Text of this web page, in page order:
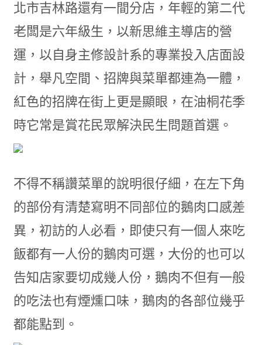
北市吉林路還有一間分店，年輕的第二代
老闆是六年級生，以新思維主導店的營
運，以自身主修設計系的專業投入店面設
計，舉凡空間、招牌與菜單都連為一體，
紅色的招牌在街上更是顯眼，在油桐花季
時它常是賞花民眾解決民生問題首選。
不得不稱讚菜單的說明很仔細，在左下角
的部份有清楚寫明不同部位的鵝肉口感差
異，初訪的人必看，即使只有一個人來吃
飯都有一人份的鵝肉可選，大份的也可以
告知店家要切成幾人份，鵝肉不但有一般
的吃法也有煙燻口味，鵝肉的各部位幾乎
都能點到。